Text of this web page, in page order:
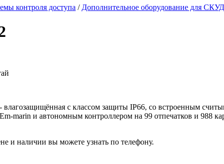
контроля доступа / Дополнительное оборудование для СКУД
с классом защиты IP66, со встроенным
marin и автономным контроллером на 99 отпечатков и 988
и наличии вы можете узнать по телефону.